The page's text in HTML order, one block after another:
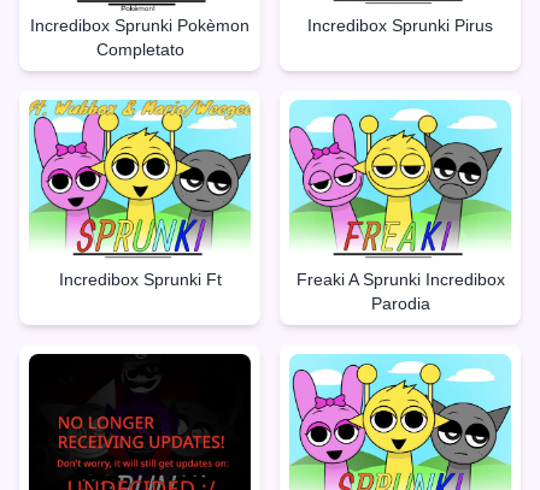
Incredibox Sprunki Pokèmon
Completato
Incredibox Sprunki Pirus
Incredibox Sprunki Ft
Freaki A Sprunki Incredibox
Parodia